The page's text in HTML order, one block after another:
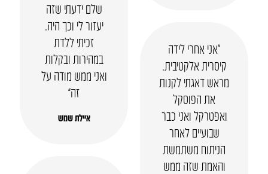
שלם ידעתי שזה
יעזור לי וכך היה.
זכיתי ללדת
במהירות ובקלות
ואני ממש מודה על
זה”
איילת שמש
“אני אחרי לידה
קיסרית אלקטיבית.
מראש דאגתי לקנות
את הפוסקל
ואפטרקל ואני כבר
שבועיים לאחר
הניתוח משתמשת
והאמת שזה ממש